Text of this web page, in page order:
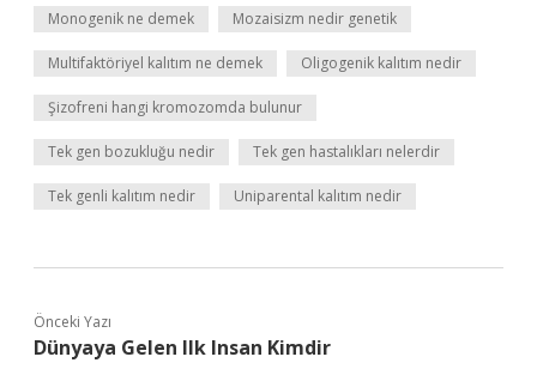
Monogenik ne demek Mozaisizm nedir genetik
Multifaktöriyel kalıtım ne demek Oligogenik kalıtım nedir
Şizofreni hangi kromozomda bulunur
Tek gen bozukluğu nedir Tek gen hastalıkları nelerdir
Tek genli kalıtım nedir Uniparental kalıtım nedir
Önceki Yazı
Dünyaya Gelen Ilk Insan Kimdir